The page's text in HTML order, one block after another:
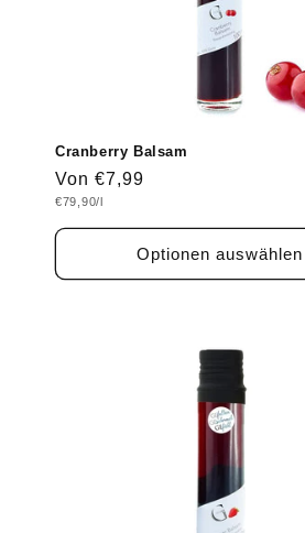
Cranberry Balsam
Normaler
Preis
Von €7,99
Grundpreis
€79,90/l
Optionen auswählen